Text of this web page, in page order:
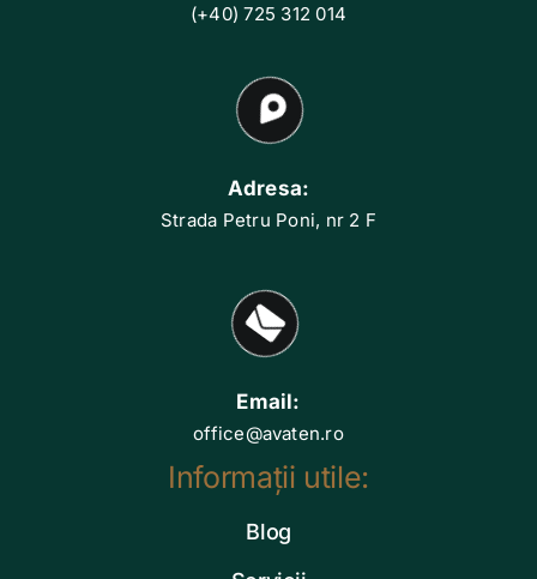
(+40) 725 312 014
Adresa:
Strada Petru Poni, nr 2 F
Email:
office@avaten.ro
Informații utile:
Blog